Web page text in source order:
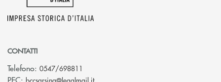
CONTATTI
Telefono: 0547/698811
(si apre l’app di posta elettronica)